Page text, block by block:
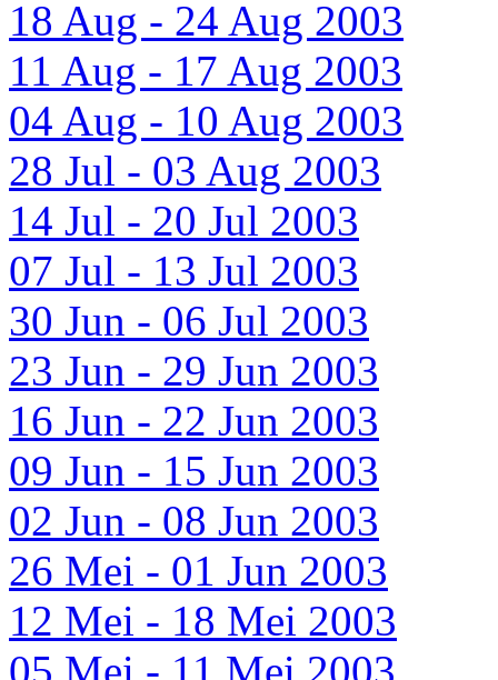
18 Aug - 24 Aug 2003
11 Aug - 17 Aug 2003
04 Aug - 10 Aug 2003
28 Jul - 03 Aug 2003
14 Jul - 20 Jul 2003
07 Jul - 13 Jul 2003
30 Jun - 06 Jul 2003
23 Jun - 29 Jun 2003
16 Jun - 22 Jun 2003
09 Jun - 15 Jun 2003
02 Jun - 08 Jun 2003
26 Mei - 01 Jun 2003
12 Mei - 18 Mei 2003
05 Mei - 11 Mei 2003